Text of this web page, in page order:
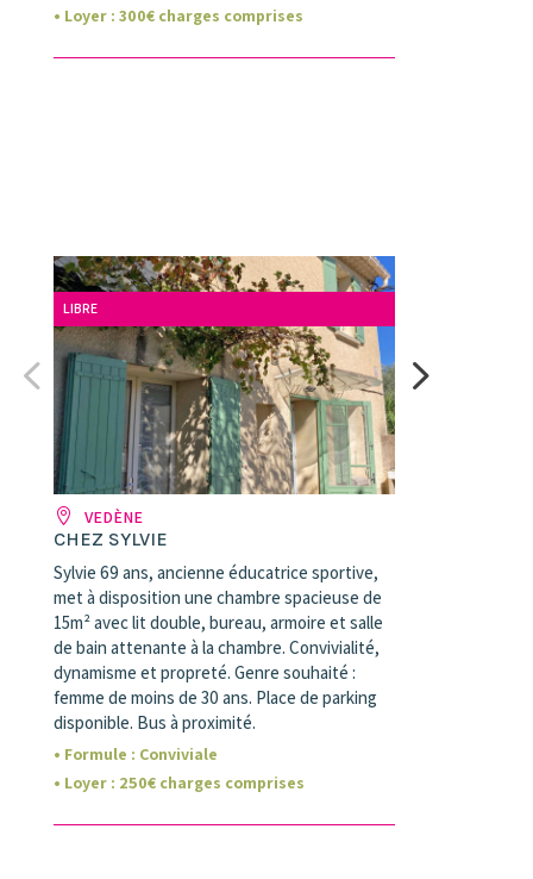
• Loyer: 300€ charges comprises
LIBRE
VEDÈNE
CHEZ SYLVIE
Sylvie 69 ans, ancienne éducatrice sportive,
met à disposition une chambre spacieuse de
15m² avec lit double, bureau, armoire et salle
de bain attenante à la chambre. Convivialité,
dynamisme et propreté. Genre souhaité :
femme de moins de 30 ans. Place de parking
disponible. Bus à proximité.
• Formule : Conviviale
• Loyer: 250€ charges comprises